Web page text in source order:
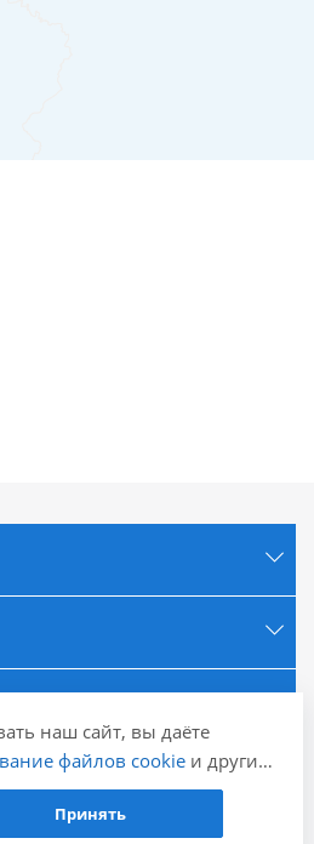
контакты
18
наш сайт, вы даёте
файлов cookieи других
(включая IP-адрес,
устройстве, действиях
Принять